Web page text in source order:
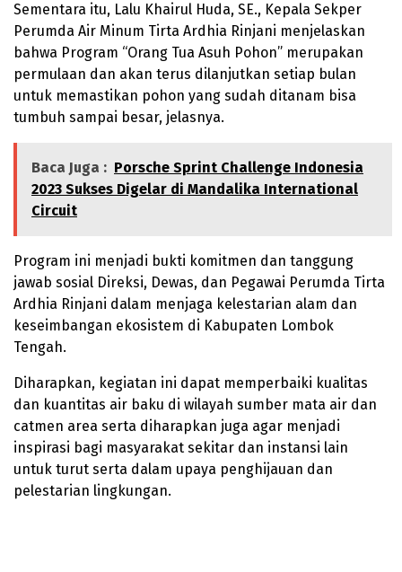
Sementara itu, Lalu Khairul Huda, SE., Kepala Sekper
Perumda Air Minum Tirta Ardhia Rinjani menjelaskan
bahwa Program “Orang Tua Asuh Pohon” merupakan
permulaan dan akan terus dilanjutkan setiap bulan
untuk memastikan pohon yang sudah ditanam bisa
tumbuh sampai besar, jelasnya.
Baca Juga : Porsche Sprint Challenge Indonesia
2023 Sukses Digelar di Mandalika International
Circuit
Program ini menjadi bukti komitmen dan tanggung
jawab sosial Direksi, Dewas, dan Pegawai Perumda Tirta
Ardhia Rinjani dalam menjaga kelestarian alam dan
keseimbangan ekosistem di Kabupaten Lombok
Tengah.
Diharapkan, kegiatan ini dapat memperbaiki kualitas
dan kuantitas air baku di wilayah sumber mata air dan
catmen area serta diharapkan juga agar menjadi
inspirasi bagi masyarakat sekitar dan instansi lain
untuk turut serta dalam upaya penghijauan dan
pelestarian lingkungan.